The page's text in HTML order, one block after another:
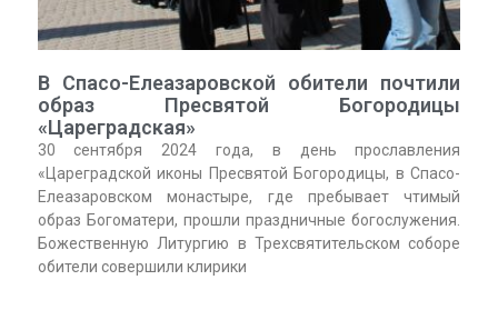
В Спасо-Елеазаровской обители почтили
образ Пресвятой Богородицы
«Цареградская»
30 сентября 2024 года, в день прославления
«Цареградской иконы Пресвятой Богородицы, в Спасо-
Елеазаровском монастыре, где пребывает чтимый
образ Богоматери, прошли праздничные богослужения.
Божественную Литургию в Трехсвятительском соборе
обители совершили клирики